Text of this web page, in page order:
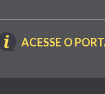
ACESSE O